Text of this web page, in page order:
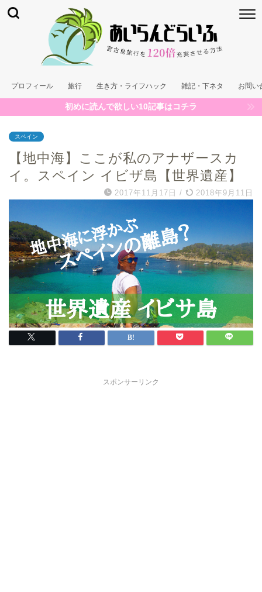
プロフィール 旅行 生き方・ライフハック 雑記・下ネタ お問い
初めに読んで欲しい10記事はコチラ
スペイン
【地中海】ここが私のアナザースカ
イ。スペイン イビザ島【世界遺産】
2017年11月17日 / 2018年9月11日
スポンサーリンク